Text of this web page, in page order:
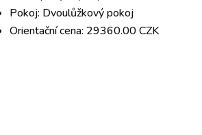
Pokoj: Dvoulůžkový pokoj
Orientační cena: 29360.00 CZK